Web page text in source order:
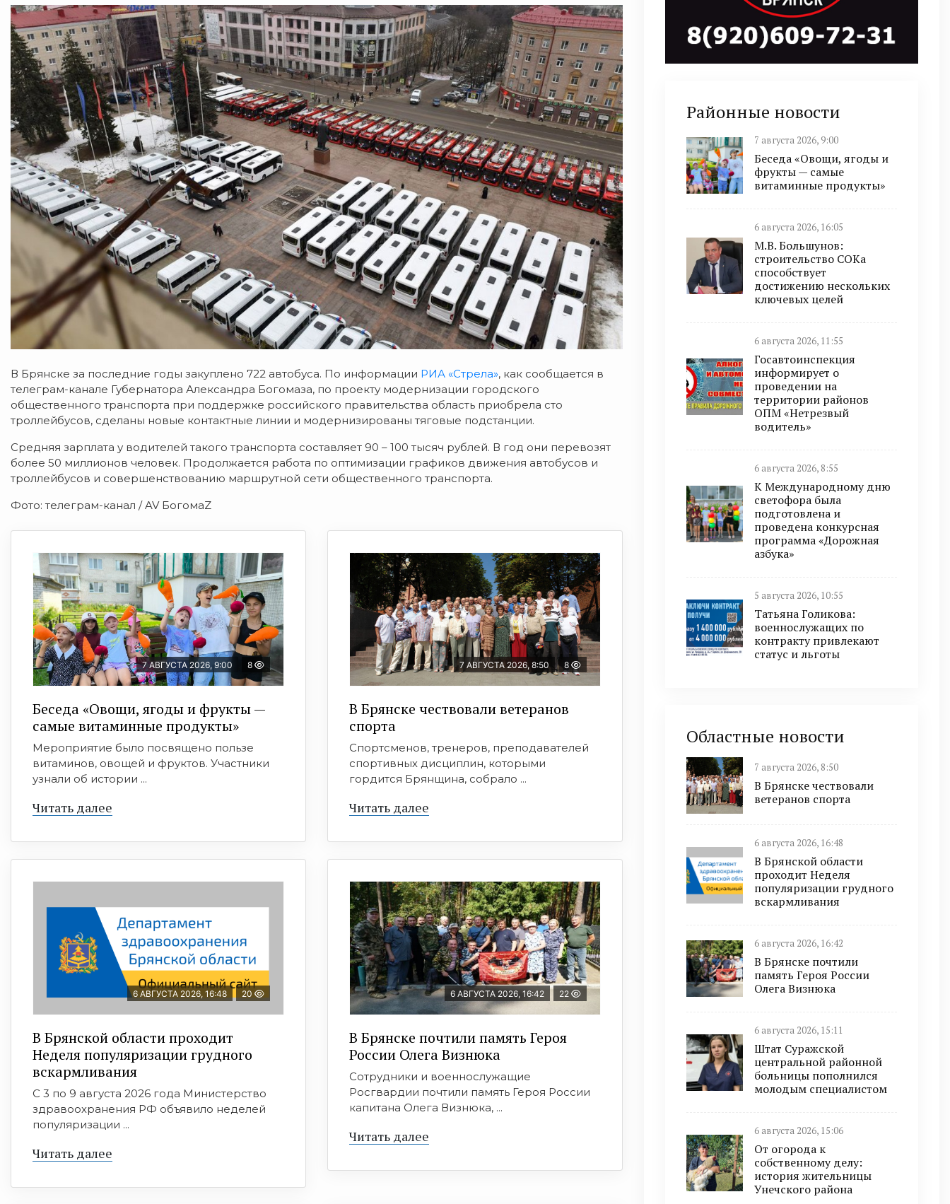
В Брянске за последние годы закуплено 722 автобуса. По информации РИА «Стрела», как сообщается в
телеграм-канале Губернатора Александра Богомаза, по проекту модернизации городского
общественного транспорта при поддержке российского правительства область приобрела сто
троллейбусов, сделаны новые контактные линии и модернизированы тяговые подстанции.
Средняя зарплата у водителей такого транспорта составляет 90 – 100 тысяч рублей. В год они перевозят
более 50 миллионов человек. Продолжается работа по оптимизации графиков движения автобусов и
троллейбусов и совершенствованию маршрутной сети общественного транспорта.
Фото: телеграм-канал / AV БогомаZ
7 АВГУСТА 2026, 9:00 8
Беседа «Овощи, ягоды и фрукты —
самые витаминные продукты»
Мероприятие было посвящено пользе
витаминов, овощей и фруктов. Участники
узнали об истории ...
Читать далее
7 АВГУСТА 2026, 8:50 8
В Брянске чествовали ветеранов
спорта
Спортсменов, тренеров, преподавателей
спортивных дисциплин, которыми
гордится Брянщина, собрало ...
Читать далее
6 АВГУСТА 2026, 16:48 20
В Брянской области проходит
Неделя популяризации грудного
вскармливания
С 3 по 9 августа 2026 года Министерство
здравоохранения РФ объявило неделей
популяризации ...
Читать далее
6 АВГУСТА 2026, 16:42 22
В Брянске почтили память Героя
России Олега Визнюка
Сотрудники и военнослужащие
Росгвардии почтили память Героя России
капитана Олега Визнюка, ...
Читать далее
Районные новости
7 августа 2026, 9:00
Беседа «Овощи, ягоды и
фрукты — самые
витаминные продукты»
6 августа 2026, 16:05
М.В. Большунов:
строительство СОКа
способствует
достижению нескольких
ключевых целей
6 августа 2026, 11:55
Госавтоинспекция
информирует о
проведении на
территории районов
ОПМ «Нетрезвый
водитель»
6 августа 2026, 8:55
К Международному дню
светофора была
подготовлена и
проведена конкурсная
программа «Дорожная
азбука»
5 августа 2026, 10:55
Татьяна Голикова:
военнослужащих по
контракту привлекают
статус и льготы
Областные новости
7 августа 2026, 8:50
В Брянске чествовали
ветеранов спорта
6 августа 2026, 16:48
В Брянской области
проходит Неделя
популяризации грудного
вскармливания
6 августа 2026, 16:42
В Брянске почтили
память Героя России
Олега Визнюка
6 августа 2026, 15:11
Штат Суражской
центральной районной
больницы пополнился
молодым специалистом
6 августа 2026, 15:06
От огорода к
собственному делу:
история жительницы
Унечского района